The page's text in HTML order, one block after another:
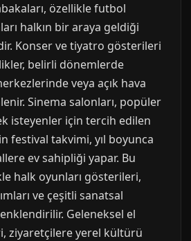
özellikle futbol
halkın bir araya geldiği
Konser ve tiyatro gösterileri
belirli dönemlerde
veya açık hava
Sinema salonları, popüler
isteyenler için tercih edilen
festival takvimi, yıl boyunca
ev sahipliği yapar. Bu
halk oyunları gösterileri,
ve çeşitli sanatsal
Geleneksel el
ziyaretçilere yerel kültürü